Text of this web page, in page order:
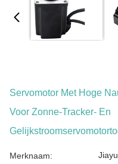
Servomotor Met Hoge
Voor Zonne-Tracker- En
Merknaam: Jiayu